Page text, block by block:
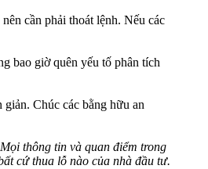
cần phải thoát lệnh. Nếu các
bao giờ quên yếu tố phân tích
Chúc các bằng hữu an
thông tin và quan điểm trong
cứ thua lỗ nào của nhà đầu tư.